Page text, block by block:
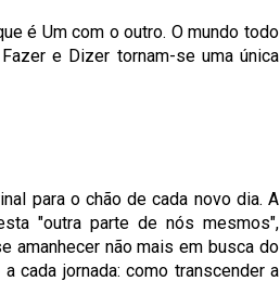
é Um com o outro. O mundo todo
e Dizer tornam-se uma única
para o chão de cada novo dia. A
"outra parte de nós mesmos",
amanhecer não mais em busca do
cada jornada: como transcender a